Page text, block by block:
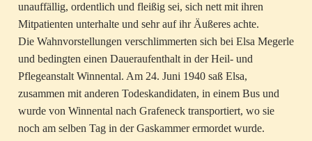
unauffällig, ordentlich und fleißig sei, sich nett mit ihren
Mitpatienten unterhalte und sehr auf ihr Äußeres achte.
Die Wahnvorstellungen verschlimmerten sich bei Elsa Megerle
und bedingten einen Daueraufenthalt in der Heil- und
Pflegeanstalt Winnental. Am 24. Juni 1940 saß Elsa,
zusammen mit anderen Todeskandidaten, in einem Bus und
wurde von Winnental nach Grafeneck transportiert, wo sie
noch am selben Tag in der Gaskammer ermordet wurde.